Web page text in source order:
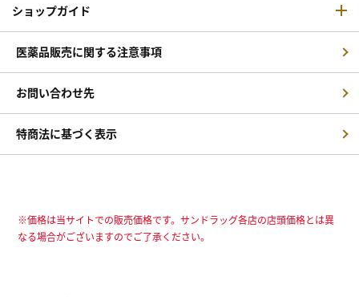
ショップガイド
医薬品販売に関する注意事項
お問い合わせ先
特商法に基づく表示
※価格は当サイトでの販売価格です。サンドラッグ各店の店頭価格とは異
なる場合がございますのでご了承ください。